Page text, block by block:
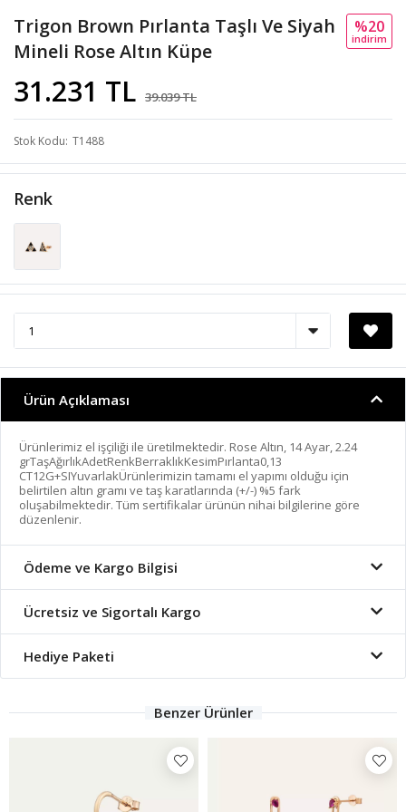
Trigon Brown Pırlanta Taşlı Ve Siyah
Mineli Rose Altın Küpe
31.231 TL 39.039 TL
%20
i̇ndi̇ri̇m
Stok Kodu T1488
Renk
Ürün Açıklaması
Ürünlerimiz el işçiliği ile üretilmektedir. Rose Altın, 14 Ayar, 2.24
grTaşAğırlıkAdetRenkBerraklıkKesimPırlanta0,13
CT12G+SIYuvarlakÜrünlerimizin tamamı el yapımı olduğu için
belirtilen altın gramı ve taş karatlarında (+/-) %5 fark
oluşabilmektedir. Tüm sertifikalar ürünün nihai bilgilerine göre
düzenlenir.
Ödeme ve Kargo Bilgisi
Ücretsiz ve Sigortalı Kargo
Hediye Paketi
Benzer Ürünler